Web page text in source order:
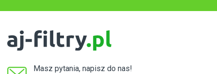
Masz pytania, napisz do nas!